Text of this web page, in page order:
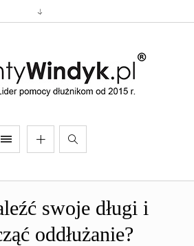
swoje długi i
oddłużanie?